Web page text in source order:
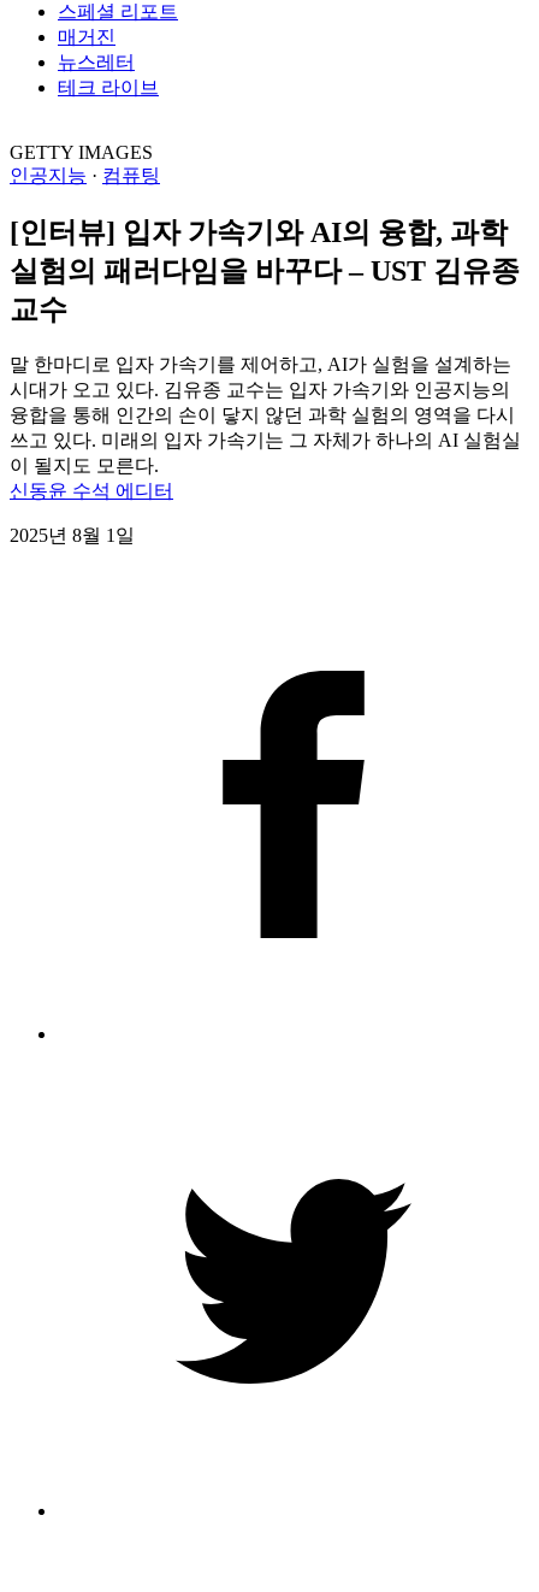
스페셜 리포트
매거진
뉴스레터
테크 라이브
GETTY IMAGES
인공지능 · 컴퓨팅
[인터뷰] 입자 가속기와 AI의 융합, 과학
실험의 패러다임을 바꾸다 – UST 김유종
교수
말 한마디로 입자 가속기를 제어하고, AI가 실험을 설계하는
시대가 오고 있다. 김유종 교수는 입자 가속기와 인공지능의
융합을 통해 인간의 손이 닿지 않던 과학 실험의 영역을 다시
쓰고 있다. 미래의 입자 가속기는 그 자체가 하나의 AI 실험실
이 될지도 모른다.
신동윤 수석 에디터
2025년 8월 1일